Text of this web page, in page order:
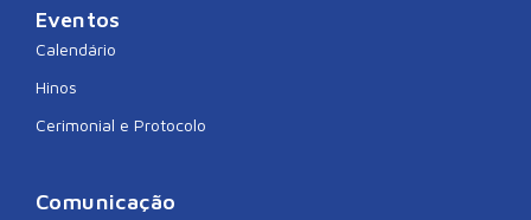
Eventos
Calendário
Hinos
Cerimonial e Protocolo
Comunicação